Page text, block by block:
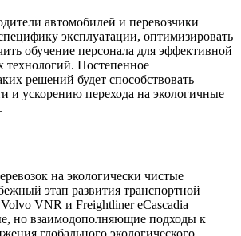
автомобилей и перевозчики
эксплуатации, оптимизировать
обучение персонала для эффективной
технологий. Постепенное
решений будет способствовать
и ускорению перехода на экологичные
на экологически чистые
этап развития транспортной
VNR и Freightliner eCascadia
но взаимодополняющие подходы к
глобального экологического